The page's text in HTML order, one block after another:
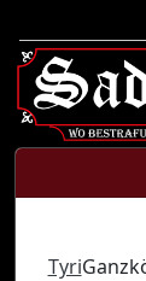
Tyri